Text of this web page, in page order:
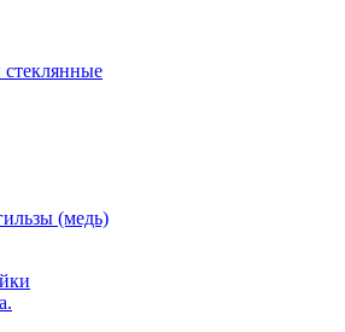
(медь)